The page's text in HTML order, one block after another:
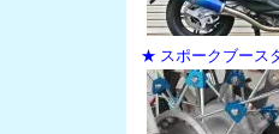
★ スポークブース